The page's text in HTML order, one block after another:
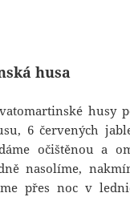
husa
husy
6 červených
očištěnou a
nasolíme,
přes noc v